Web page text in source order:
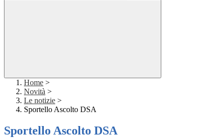
Home >
Novità >
Le notizie >
Sportello Ascolto DSA
Sportello Ascolto DSA